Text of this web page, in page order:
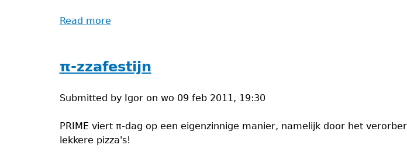
Read more
stelling
van
π-zzafestijn
Submitted by Igoron wo 09 feb 2011, 19:30
PRIME viert π-dag op een eigenzinnige manier, namelijk door het
lekkere pizza's!